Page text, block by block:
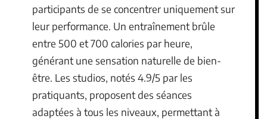
participants de se concentrer uniquement sur
leur performance. Un entraînement brûle
entre 500 et 700 calories par heure,
générant une sensation naturelle de bien-
être. Les studios, notés 4.9/5 par les
pratiquants, proposent des séances
adaptées à tous les niveaux, permettant à